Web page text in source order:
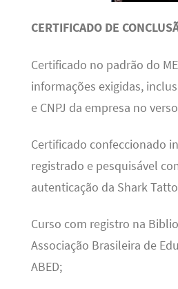
CERTIFICADO DE
Certificado no padrão do
informações exigidas,
e CNPJ da empresa no
Certificado confeccionado
registrado e pesquisável
autenticação da Shark
Curso com registro na
Associação Brasileira de
ABED;